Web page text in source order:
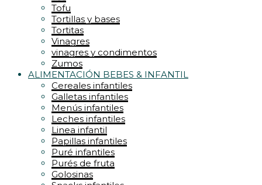
Tofu
Tortillas y bases
Tortitas
Vinagres
vinagres y condimentos
Zumos
ALIMENTACIÓN BEBES & INFANTIL
Cereales infantiles
Galletas infantiles
Menús infantiles
Leches infantiles
Linea infantil
Papillas infantiles
Puré infantiles
Purés de fruta
Golosinas